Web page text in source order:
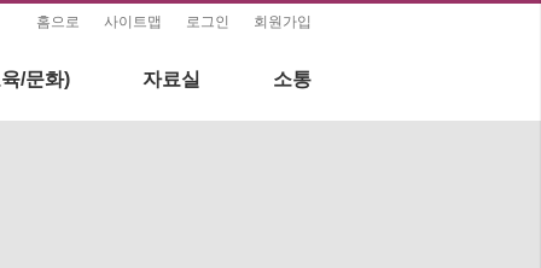
홈으로 사이트맵 로그인 회원가입
/문화) 자료실 소통